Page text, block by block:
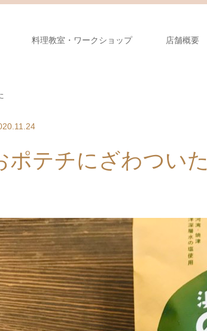
料理教室・ワークショップ 店舗概要
ポテチにざわついた